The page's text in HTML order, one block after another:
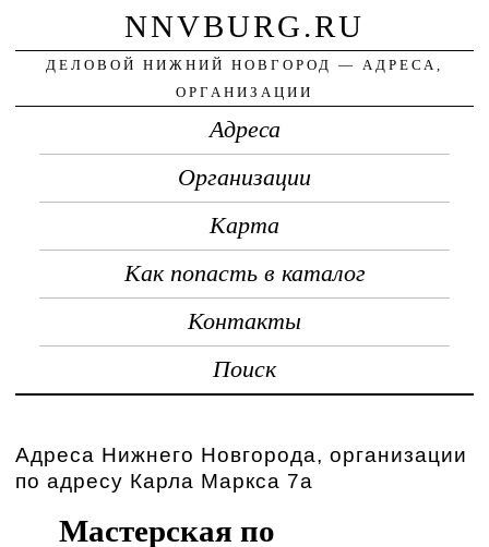
NNVBURG.RU
ДЕЛОВОЙ НИЖНИЙ НОВГОРОД — АДРЕСА,
ОРГАНИЗАЦИИ
Адреса
Организации
Карта
Как попасть в каталог
Контакты
Поиск
Адреса Нижнего Новгорода, организации
по адресу Карла Маркса 7а
Мастерская по